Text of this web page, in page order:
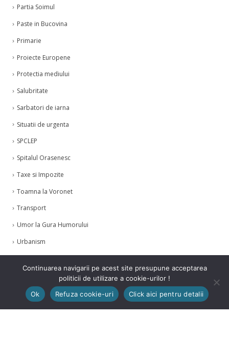
Partia Soimul
Paste in Bucovina
Primarie
Proiecte Europene
Protectia mediului
Salubritate
Sarbatori de iarna
Situatii de urgenta
SPCLEP
Spitalul Orasenesc
Taxe si Impozite
Toamna la Voronet
Transport
Umor la Gura Humorului
Urbanism
Continuarea navigarii pe acest site presupune acceptarea
politicii de utilizare a cookie-urilor !
Ok
Refuza cookie-uri Click aici pentru detalii